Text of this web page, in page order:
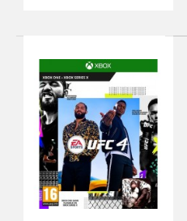
Уже скоро, в конце
2019 для Xbox One.Новая